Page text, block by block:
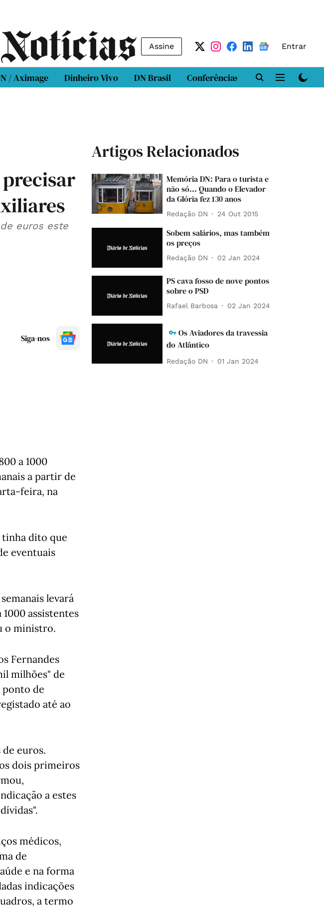
Assine Entrar
/ Aximage Dinheiro Vivo DN Brasil Conferências DN LAB
precisar
euros este
Siga-nos
a 1000
a partir de
feira, na
tinha dito que
eventuais
levará
assistentes
o ministro.
Fernandes
milhões" de
ponto de
até ao
euros.
dois primeiros
a estes
médicos,
de
e na forma
indicações
a termo
Artigos Relacionados
Memória DN: Para o turista e
não só... Quando o Elevador
da Glória fez 130 anos
Redação DN 24 Out 2015
Sobem salários, mas também
os preços
Redação DN 02 Jan 2024
PS cava fosso de nove pontos
sobre o PSD
Rafael Barbosa 02 Jan 2024
Os Aviadores da travessia
do Atlântico
Redação DN 01 Jan 2024